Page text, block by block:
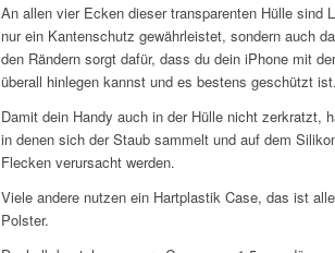
An allen vier Ecken dieser transparenten Hülle sind
nur ein Kantenschutz gewährleistet, sondern auch
den Rändern sorgt dafür, dass du dein iPhone mit
überall hinlegen kannst und es bestens geschützt ist.
Damit dein Handy auch in der Hülle nicht zerkratzt,
in denen sich der Staub sammelt und auf dem
Flecken verursacht werden.
Viele andere nutzen ein Hartplastik Case, das ist
Polster.